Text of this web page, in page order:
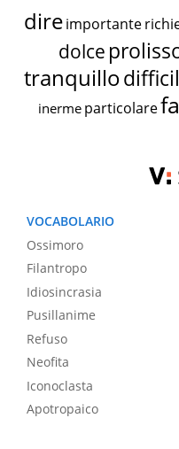
dire importante
dolce
tranquillo
inerme particolare
VOCABOLARIO
Ossimoro
Filantropo
Idiosincrasia
Pusillanime
Refuso
Neofita
Iconoclasta
Apotropaico